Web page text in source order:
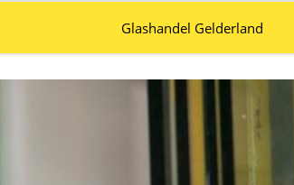
Glashandel Gelderland